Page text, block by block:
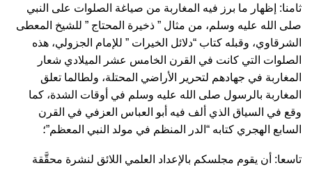
ثامنا: إظهار ما برز فيه المغاربة من صياغة الصلوات على النبي
صلى الله عليه وسلم، من مثال ” ذخيرة المحتاج ” للشيخ المعطى
الشرقاوي، وقبله كتاب “دلائل الخيرات ” للإمام الجزولي، هذه
الصلوات التي كانت في القرن الخامس عشر الميلادي شعار
المغاربة في جهادهم لتحرير الأراضي المحتلة، ولطالما تعلق
المغاربة بالرسول صلى الله عليه وسلم في أوقات الشدة، كما
وقع في السياق الذي ألف فيه أبو العباس العزفي في القرن
السابع الهجري كتابه “الدر المنظم في مولد النبي المعظم”؛
تاسعا: أن يقوم مجلسكم بالإعداد العلمي اللائق لنشرة محقَّقة